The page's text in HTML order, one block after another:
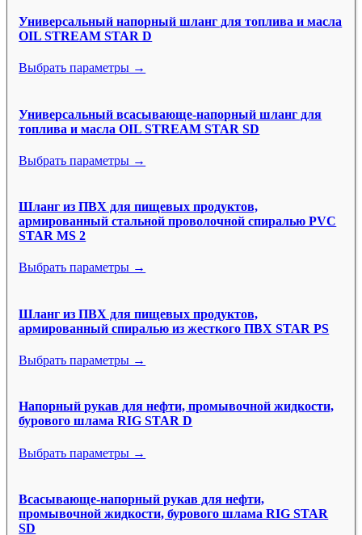
Универсальный напорный шланг для топлива и масла
OIL STREAM STAR D
Выбрать параметры →
Универсальный всасывающе-напорный шланг для
топлива и масла OIL STREAM STAR SD
Выбрать параметры →
Шланг из ПВХ для пищевых продуктов,
армированный стальной проволочной спиралью PVC
STAR MS 2
Выбрать параметры →
Шланг из ПВХ для пищевых продуктов,
армированный спиралью из жесткого ПВХ STAR PS
Выбрать параметры →
Напорный рукав для нефти, промывочной жидкости,
бурового шлама RIG STAR D
Выбрать параметры →
Всасывающе-напорный рукав для нефти,
промывочной жидкости, бурового шлама RIG STAR
SD